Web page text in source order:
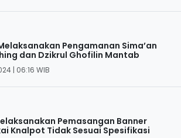
Pengamanan Sima’an
dan Dzikrul Ghofilin Mantab
| 06:16 WIB
Pemasangan Banner
Knalpot Tidak Sesuai Spesifikasi